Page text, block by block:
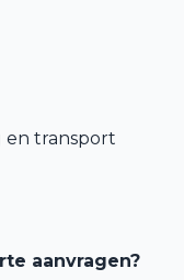
en transport
aanvragen?